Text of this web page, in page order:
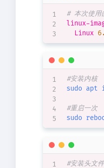
# 本次使用
linux-
  Linux
#安装内核
sudo apt
#重启一次
sudo
#安装头文件